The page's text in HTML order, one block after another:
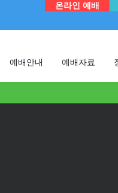
예배안내 예배자료
온라인 예배